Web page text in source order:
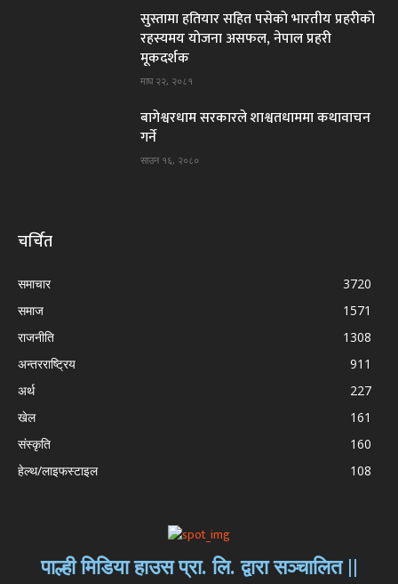
सुस्तामा हतियार सहित पसेकाे भारतीय प्रहरीकाे
रहस्यमय याेजना असफल, नेपाल प्रहरी
मूकदर्शक
माघ २२, २०८१
बागेश्वरधाम सरकारले शाश्वतधाममा कथावाचन
गर्ने
साउन १६, २०८०
चर्चित
समाचार
3720
समाज
1571
राजनीति
1308
अन्तरराष्ट्रिय
911
अर्थ
227
खेल
161
संस्कृति
160
हेल्थ/लाइफस्टाइल
108
पाल्ही मिडिया हाउस प्रा. लि. द्वारा सञ्चालित ||